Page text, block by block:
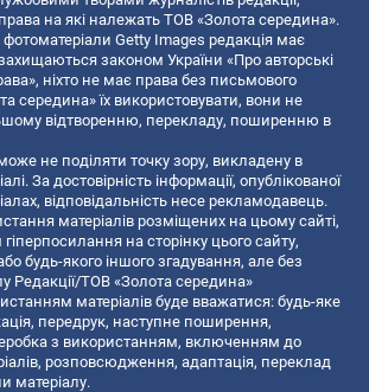
на які належать ТОВ «Золота середина».
фотоматеріали Getty Images редакція має
законом України «Про авторські
ніхто не має права без письмового
середина» їх використовувати, вони не
відтворенню, перекладу, поширенню в
не поділяти точку зору, викладену в
За достовірність інформації, опублікованої
відповідальність несе рекламодавець.
матеріалів розміщених на цьому сайті,
на сторінку цього сайту,
будь-якого іншого згадування, але без
Редакції/ТОВ «Золота середина»
матеріалів буде вважатися: будь-яке
передрук, наступне поширення,
з використанням, включенням до
розповсюдження, адаптація, переклад
матеріалу.